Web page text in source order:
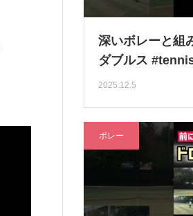
深いボレーと組
ダブルス
2025.12.5
ボレー